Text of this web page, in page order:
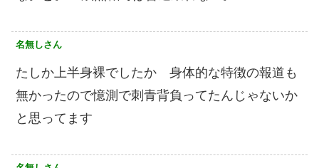
名無しさん
たしか上半身裸でしたか 身体的な特徴の報道も
無かったので憶測で刺青背負ってたんじゃないか
と思ってます